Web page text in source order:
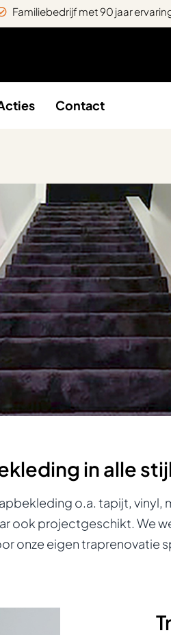
Familiebedrijf met 90 jaar
Contact
in alle
o.a. tapijt, vinyl,
ook projectgeschikt. We
onze eigen traprenovatie